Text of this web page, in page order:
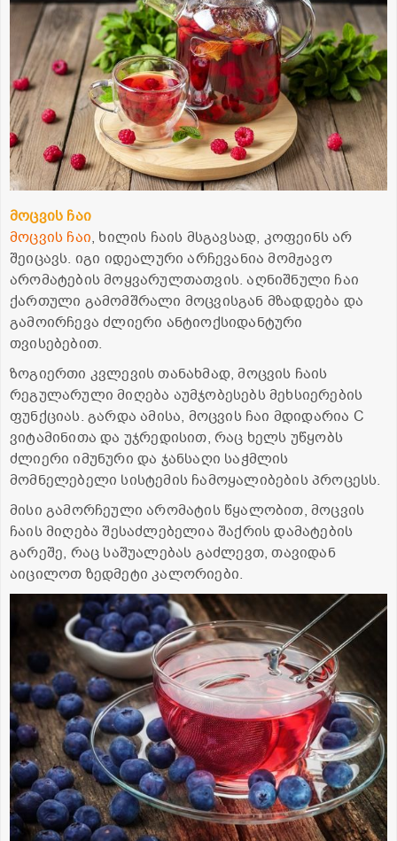
მოცვის ჩაი
მოცვის ჩაი, ხილის ჩაის მსგავსად, კოფეინს არ
შეიცავს. იგი იდეალური არჩევანია მომჟავო
არომატების მოყვარულთათვის. აღნიშნული ჩაი
ქართული გამომშრალი მოცვისგან მზადდება და
გამოირჩევა ძლიერი ანტიოქსიდანტური
თვისებებით.
ზოგიერთი კვლევის თანახმად, მოცვის ჩაის
რეგულარული მიღება აუმჯობესებს მეხსიერების
ფუნქციას. გარდა ამისა, მოცვის ჩაი მდიდარია C
ვიტამინითა და უჯრედისით, რაც ხელს უწყობს
ძლიერი იმუნური და ჯანსაღი საჭმლის
მომნელებელი სისტემის ჩამოყალიბების პროცესს.
მისი გამორჩეული არომატის წყალობით, მოცვის
ჩაის მიღება შესაძლებელია შაქრის დამატების
გარეშე, რაც საშუალებას გაძლევთ, თავიდან
აიცილოთ ზედმეტი კალორიები.